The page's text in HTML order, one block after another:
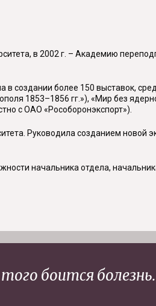
в 2002 г. – Академию
создании более 150 выставок,
1853–1856 гг.»), «Мир без
с ОАО «Рособоронэкспорт»).
Руководила созданием новой
начальника отдела,
боится болезнь.